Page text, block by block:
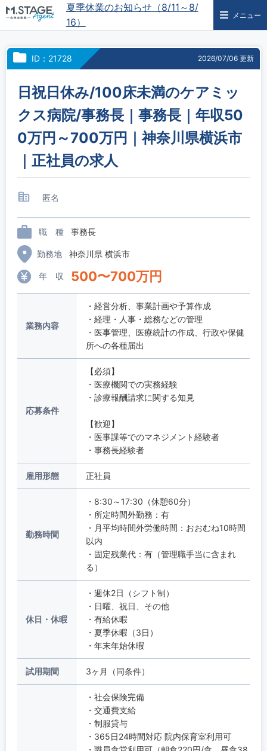
夏季休業のお知らせ（8/11～8/
16）
メニュー
ID：21728 2026/07/06 更新
日祝日休み/100床未満のケアミッ
クス病院/事務長｜事務長｜年収50
0万円～700万円｜神奈川県横浜市
｜正社員の求人
匿名
職 種 事務長
勤務地 神奈川県 横浜市
年 収 500〜700万円
業務内容
・経営分析、事業計画や予算作成
・経理・人事・総務などの管理
・医事管理、医療統計の作成、行政や保健
所への各種届出
応募条件
【必須】
・医療機関での実務経験
・診療報酬請求に関する知見
【歓迎】
・医事課等でのマネジメント経験者
・事務長経験者
雇用形態 正社員
勤務時間
・8:30～17:30（休憩60分）
・所定時間外勤務：有
・月平均時間外労働時間：おおむね10時間
以内
・固定残業代：有（管理職手当に含まれ
る）
休日・休暇
・週休2日（シフト制）
・日曜、祝日、その他
・有給休暇
・夏季休暇（3日）
・年末年始休暇
試用期間 3ヶ月（同条件）
・社会保険完備
・交通費支給
・制服貸与
・365日24時間対応 院内保育室利用可